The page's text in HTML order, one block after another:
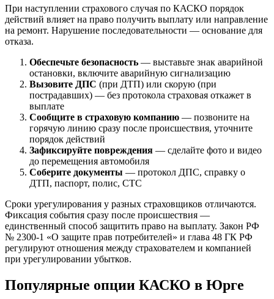
При наступлении страхового случая по КАСКО порядок
действий влияет на право получить выплату или направление
на ремонт. Нарушение последовательности — основание для
отказа.
Обеспечьте безопасность — выставьте знак аварийной
остановки, включите аварийную сигнализацию
Вызовите ДПС (при ДТП) или скорую (при
пострадавших) — без протокола страховая откажет в
выплате
Сообщите в страховую компанию — позвоните на
горячую линию сразу после происшествия, уточните
порядок действий
Зафиксируйте повреждения — сделайте фото и видео
до перемещения автомобиля
Соберите документы — протокол ДПС, справку о
ДТП, паспорт, полис, СТС
Сроки урегулирования у разных страховщиков отличаются.
Фиксация события сразу после происшествия —
единственный способ защитить право на выплату. Закон РФ
№ 2300-1 «О защите прав потребителей» и глава 48 ГК РФ
регулируют отношения между страхователем и компанией
при урегулировании убытков.
Популярные опции КАСКО в Юрге